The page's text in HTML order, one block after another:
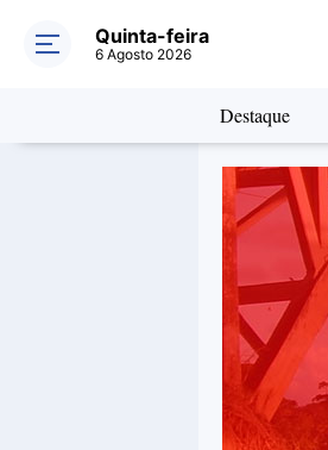
Quinta-feira
6 Agosto 2026
Destaque